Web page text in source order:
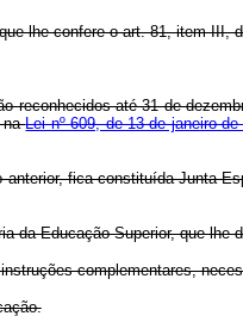
lhe confere o art. 81, item III,
reconhecidos até 31 de
naLei nº 609, de 13 de janeiro de
fica constituída Junta
da Educação Superior, que lhe
complementares,